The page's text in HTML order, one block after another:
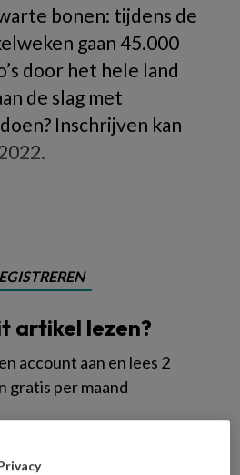
bonen: tijdens de
gaan 45.000
door het hele land
de slag met
Inschrijven kan
artikel lezen?
account aan en lees 2
gratis per maand